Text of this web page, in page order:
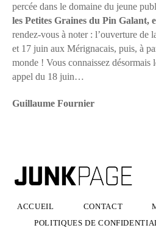
percée dans le domaine du jeune
les Petites Graines du Pin Galant,
rendez-vous à noter : l’ouverture de
et 17 juin aux Mérignacais, puis, à
monde ! Vous connaissez désormais
appel du 18 juin…
Guillaume Fournier
ACCUEIL CONTACT
POLITIQUES DE